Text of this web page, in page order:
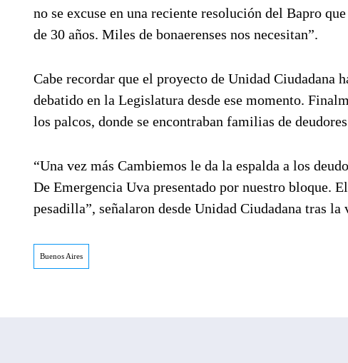
no se excuse en una reciente resolución del Bapro
de 30 años. Miles de bonaerenses nos necesitan”.
Cabe recordar que el proyecto de Unidad Ciudadana
debatido en la Legislatura desde ese momento.
los palcos, donde se encontraban familias de
“Una vez más Cambiemos le da la espalda a los
De Emergencia Uva presentado por nuestro bloque.
pesadilla”, señalaron desde Unidad Ciudadana tras la
Buenos Aires